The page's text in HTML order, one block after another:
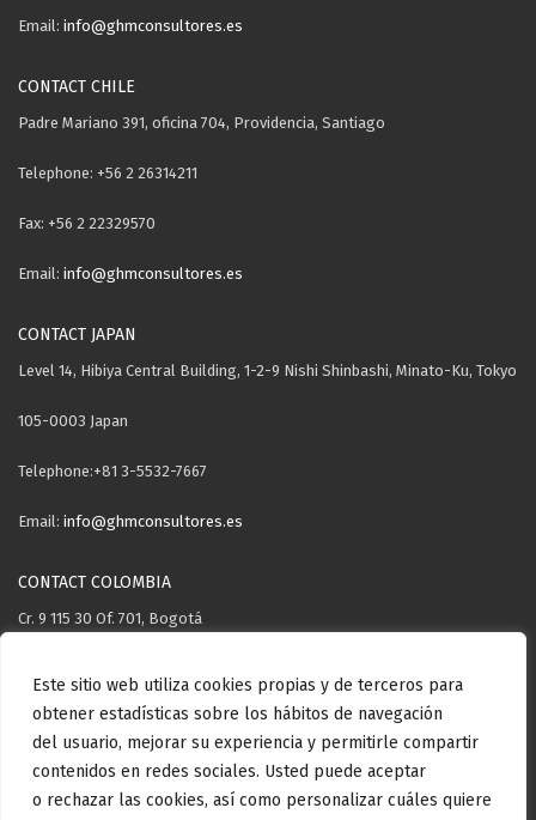
Este sitio web utiliza cookies propias y de terceros para
obtener estadísticas sobre los hábitos de navegación
del usuario, mejorar su experiencia y permitirle compartir
contenidos en redes sociales. Usted puede aceptar
o rechazar las cookies, así como personalizar cuáles quiere
Email: info@ghmconsultores.es
CONTACT CHILE
Padre Mariano 391, oficina 704, Providencia, Santiago
Telephone: +56 2 26314211
Fax: +56 2 22329570
Email: info@ghmconsultores.es
CONTACT JAPAN
Level 14, Hibiya Central Building, 1-2-9 Nishi Shinbashi, Minato-Ku, Tokyo
105-0003 Japan
Telephone:+81 3-5532-7667
Email: info@ghmconsultores.es
CONTACT COLOMBIA
Cr. 9 115 30 Of. 701, Bogotá
Email:info@ghmconsultores.es